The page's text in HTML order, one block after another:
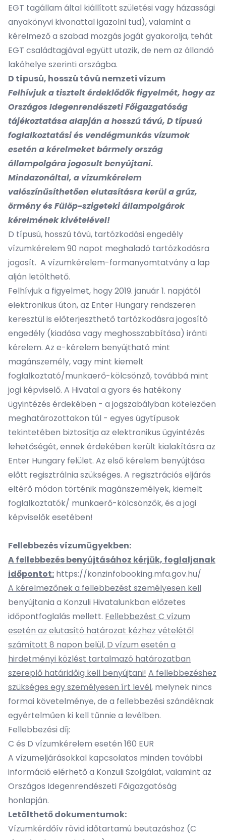
EGT tagállam által kiállított születési vagy házassági
anyakönyvi kivonattal igazolni tud), valamint a
kérelmező a szabad mozgás jogát gyakorolja, tehát
EGT családtagjával együtt utazik, de nem az állandó
lakóhelye szerinti országba.
D típusú, hosszú távú nemzeti vízum
Felhívjuk a tisztelt érdeklődők figyelmét, hogy az
Országos Idegenrendészeti Főigazgatóság
tájékoztatása alapján a hosszú távú, D típusú
foglalkoztatási és vendégmunkás vízumok
esetén a kérelmeket bármely ország
állampolgára jogosult benyújtani.
Mindazonáltal, a vízumkérelem
valószínűsíthetően elutasításra kerül a grúz,
örmény és Fülöp-szigeteki állampolgárok
kérelmének kivételével!
D típusú, hosszú távú, tartózkodási engedély
vízumkérelem 90 napot meghaladó tartózkodásra
jogosít. A vízumkérelem-formanyomtatvány a lap
alján letölthető.
Felhívjuk a figyelmet, hogy 2019. január 1. napjától
elektronikus úton, az Enter Hungary rendszeren
keresztül is előterjeszthető tartózkodásra jogosító
engedély (kiadása vagy meghosszabbítása) iránti
kérelem. Az e-kérelem benyújtható mint
magánszemély, vagy mint kiemelt
foglalkoztató/munkaerő-kölcsönző, továbbá mint
jogi képviselő. A Hivatal a gyors és hatékony
ügyintézés érdekében - a jogszabályban kötelezően
meghatározottakon túl - egyes ügytípusok
tekintetében biztosítja az elektronikus ügyintézés
lehetőségét, ennek érdekében került kialakításra az
Enter Hungary felület. Az első kérelem benyújtása
előtt regisztrálnia szükséges. A regisztrációs eljárás
eltérő módon történik magánszemélyek, kiemelt
foglalkoztatók/ munkaerő-kölcsönzők, és a jogi
képviselők esetében!
Fellebbezés vízumügyekben:
A fellebbezés benyújtásához kérjük, foglaljanak
időpontot: https://konzinfobooking.mfa.gov.hu/
A kérelmezőnek a fellebbezést személyesen kell
benyújtania a Konzuli Hivatalunkban előzetes
időpontfoglalás mellett. Fellebbezést C vízum
esetén az elutasító határozat kézhez vételétől
számított 8 napon belül, D vízum esetén a
hirdetményi közlést tartalmazó határozatban
szereplő határidőig kell benyújtani! A fellebbezéshez
szükséges egy személyesen írt levél, melynek nincs
formai követelménye, de a fellebbezési szándéknak
egyértelműen ki kell tűnnie a levélben.
Fellebbezési díj:
C és D vízumkérelem esetén 160 EUR
A vízumeljárásokkal kapcsolatos minden további
információ elérhető a Konzuli Szolgálat, valamint az
Országos Idegenrendészeti Főigazgatóság
honlapján.
Letölthető dokumentumok:
Vízumkérdőív rövid időtartamú beutazáshoz (C